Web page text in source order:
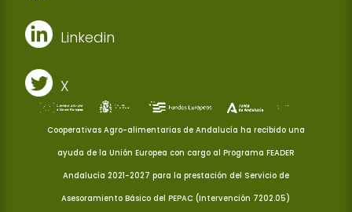
Linkedin
X
Cooperativas Agro-alimentarias de Andalucía ha recibido una
ayuda de la Unión Europea con cargo al Programa FEADER
Andalucía 2021-2027 para la prestación del Servicio de
Asesoramiento Básico del PEPAC (Intervención 7202.05)